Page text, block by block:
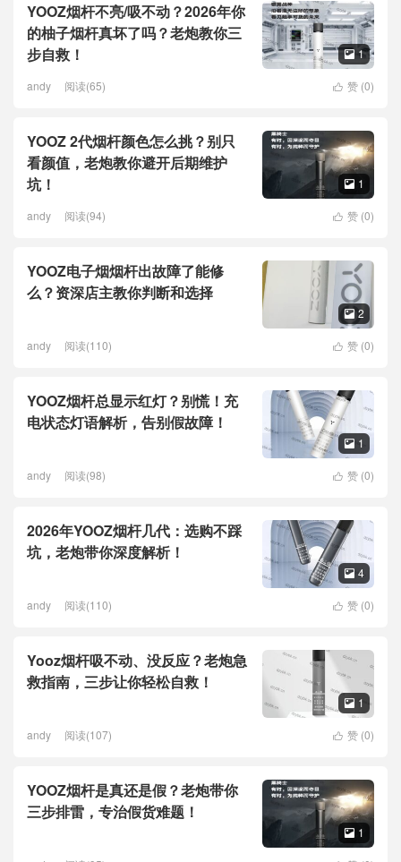
YOOZ烟杆不亮/吸不动？2026年你
的柚子烟杆真坏了吗？老炮教你三
步自救！
 1
 赞 (0)
andy 阅读(65)
YOOZ 2代烟杆颜色怎么挑？别只
看颜值，老炮教你避开后期维护
坑！
 1
 赞 (0)
andy 阅读(94)
YOOZ电子烟烟杆出故障了能修
么？资深店主教你判断和选择
 2
 赞 (0)
andy 阅读(110)
YOOZ烟杆总显示红灯？别慌！充
电状态灯语解析，告别假故障！
 1
 赞 (0)
andy 阅读(98)
2026年YOOZ烟杆几代：选购不踩
坑，老炮带你深度解析！
 4
 赞 (0)
andy 阅读(110)
Yooz烟杆吸不动、没反应？老炮急
救指南，三步让你轻松自救！
 1
 赞 (0)
andy 阅读(107)
YOOZ烟杆是真还是假？老炮带你
三步排雷，专治假货难题！
 1